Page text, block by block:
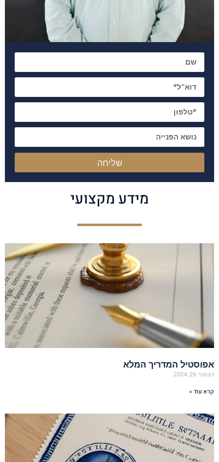
שליחה
מידע מקצועי
אפוסטיל המדריך המלא
דצמבר 26, 2024
קרא עוד »